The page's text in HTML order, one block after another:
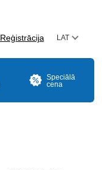
Reģistrācija LAT
Speciālā
cena